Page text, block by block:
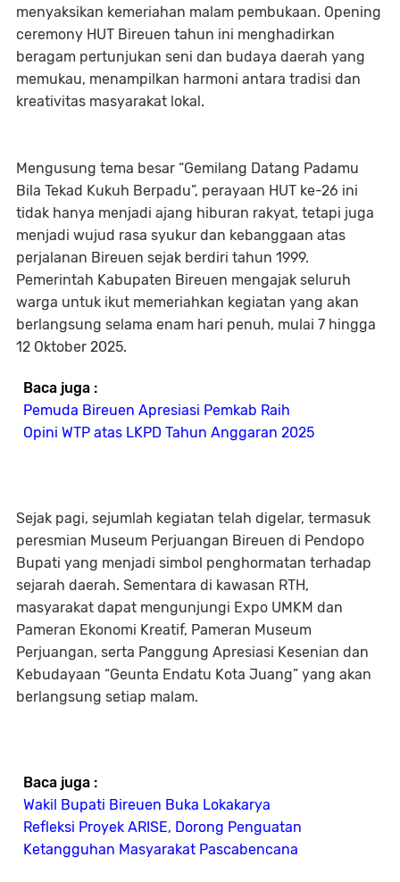
menyaksikan kemeriahan malam pembukaan. Opening
ceremony HUT Bireuen tahun ini menghadirkan
beragam pertunjukan seni dan budaya daerah yang
memukau, menampilkan harmoni antara tradisi dan
kreativitas masyarakat lokal.
Mengusung tema besar “Gemilang Datang Padamu
Bila Tekad Kukuh Berpadu”, perayaan HUT ke-26 ini
tidak hanya menjadi ajang hiburan rakyat, tetapi juga
menjadi wujud rasa syukur dan kebanggaan atas
perjalanan Bireuen sejak berdiri tahun 1999.
Pemerintah Kabupaten Bireuen mengajak seluruh
warga untuk ikut memeriahkan kegiatan yang akan
berlangsung selama enam hari penuh, mulai 7 hingga
12 Oktober 2025.
Baca juga :
Pemuda Bireuen Apresiasi Pemkab Raih
Opini WTP atas LKPD Tahun Anggaran 2025
Sejak pagi, sejumlah kegiatan telah digelar, termasuk
peresmian Museum Perjuangan Bireuen di Pendopo
Bupati yang menjadi simbol penghormatan terhadap
sejarah daerah. Sementara di kawasan RTH,
masyarakat dapat mengunjungi Expo UMKM dan
Pameran Ekonomi Kreatif, Pameran Museum
Perjuangan, serta Panggung Apresiasi Kesenian dan
Kebudayaan “Geunta Endatu Kota Juang” yang akan
berlangsung setiap malam.
Baca juga :
Wakil Bupati Bireuen Buka Lokakarya
Refleksi Proyek ARISE, Dorong Penguatan
Ketangguhan Masyarakat Pascabencana